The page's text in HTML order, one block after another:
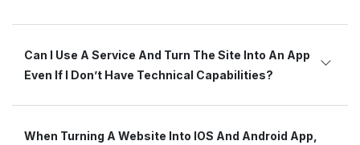
Can I Use A Service And Turn The Site Into An App
Even If I Don’t Have Technical Capabilities?
When Turning A Website Into IOS And Android App,